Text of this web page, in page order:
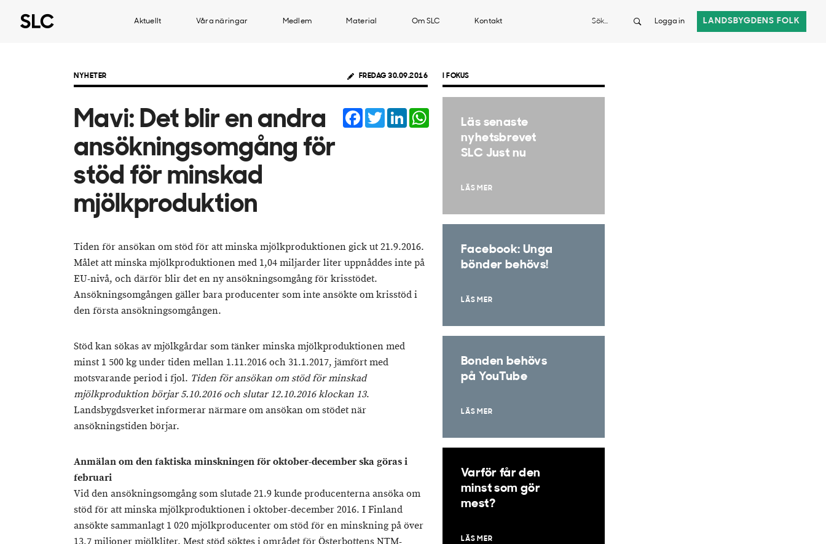
Aktuellt Våra näringar Medlem Material Om SLC Kontakt Sök Logga in LANDSBYGDENS FOLK
NYHETER FREDAG 30.09.2016
Mavi: Det blir en andra
ansökningsomgång för
stöd för minskad
mjölkproduktion
Facebook
TwitterLinkedIn
Tiden för ansökan om stöd för att minska mjölkproduktionen gick ut 21.9.2016.
Målet att minska mjölkproduktionen med 1,04 miljarder liter uppnåddes inte på
EU-nivå, och därför blir det en ny ansökningsomgång för krisstödet.
Ansökningsomgången gäller bara producenter som inte ansökte om krisstöd i
den första ansökningsomgången.
Stöd kan sökas av mjölkgårdar som tänker minska mjölkproduktionen med
minst 1 500 kg under tiden mellan 1.11.2016 och 31.1.2017, jämfört med
motsvarande period i fjol. Tiden för ansökan om stöd för minskad
mjölkproduktion börjar 5.10.2016 och slutar 12.10.2016 klockan 13.
Landsbygdsverket informerar närmare om ansökan om stödet när
ansökningstiden börjar.
Anmälan om den faktiska minskningen för oktober-december ska göras i
februari
Vid den ansökningsomgång som slutade 21.9 kunde producenterna ansöka om
stöd för att minska mjölkproduktionen i oktober-december 2016. I Finland
ansökte sammanlagt 1 020 mjölkproducenter om stöd för en minskning på över
I FOKUS
Läs senaste
nyhetsbrevet
SLC Just nu
LÄS MER
Facebook: Unga
bönder behövs!
LÄS MER
Bonden behövs
på YouTube
LÄS MER
Varför får den
minst som gör
mest?
LÄS MER